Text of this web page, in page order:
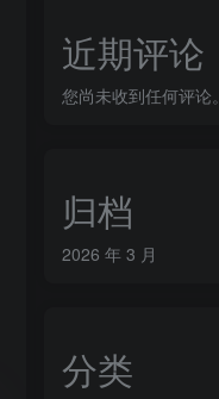
近期评论
您尚未收到任何评论。
归档
2026 年 3 月
分类